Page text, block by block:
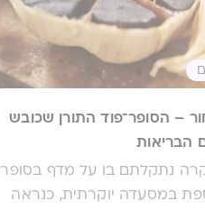
– הסופר־פוד התורן שכובש
הבריאות
נתקלתם בו על מדף בסופר
במסעדה יוקרתית, כנראה